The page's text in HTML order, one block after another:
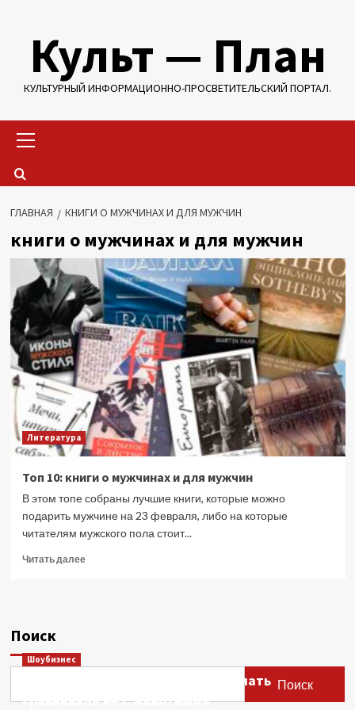
содержимому
Культ — План
КУЛЬТУРНЫЙ ИНФОРМАЦИОННО-ПРОСВЕТИТЕЛЬСКИЙ ПОРТАЛ.
меню
ГЛАВНАЯ КНИГИ О МУЖЧИНАХ И ДЛЯ МУЖЧИН
книги о мужчинах и для мужчин
Литература
Топ 10: книги о мужчинах и для мужчин
В этом топе собраны лучшие книги, которые можно
подарить мужчине на 23 февраля, либо на которые
читателям мужского пола стоит...
Читать далееПрочитать
Поиск
Поиск
Шоубизнес
Этери Тутберидзе заявила, что мать
сравнивала ее с животными